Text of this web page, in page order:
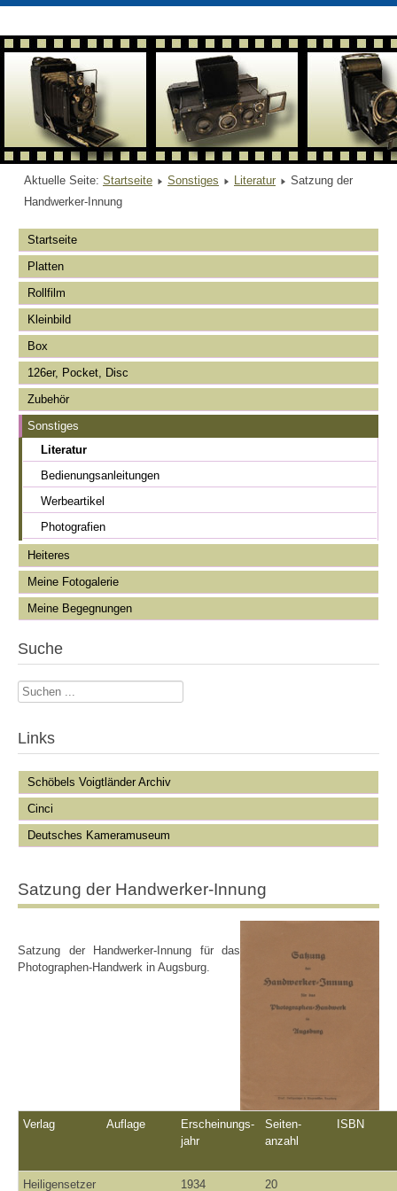
Aktuelle Seite: Startseite Sonstiges Literatur
Satzung der
Handwerker-Innung
Startseite
Platten
Rollfilm
Kleinbild
Box
126er, Pocket, Disc
Zubehör
Sonstiges
Literatur
Bedienungsanleitungen
Werbeartikel
Photografien
Heiteres
Meine Fotogalerie
Meine Begegnungen
Suche
Suchen
Links
Schöbels Voigtländer Archiv
Cinci
Deutsches Kameramuseum
Satzung der Handwerker-Innung
Satzung der Handwerker-Innung für das
Photographen-Handwerk in Augsburg.
Verlag Auflage
Erscheinungs-
jahr
Seiten-
anzahl
ISBN
Heiligensetzer 1934 20